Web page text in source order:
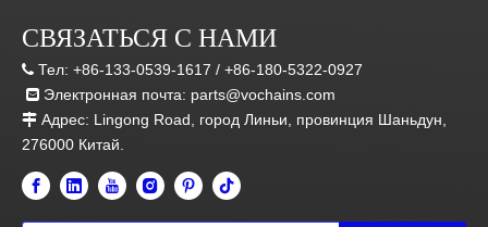
СВЯЗАТЬСЯ С НАМИ
 Тел: +86-133-0539-1617 / +86-180-5322-0927
 Электронная почта: parts@vochains.com
 Адрес: Lingong Road, город Линьи, провинция Шаньдун,
276000 Китай.